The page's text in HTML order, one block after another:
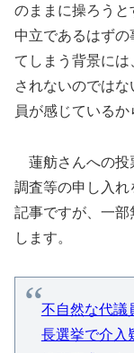
のままに操ろうと
中立であるはず
てしまう背景に
されないのでは
員が感じている
蓮舫さんへの投
調査等の申し入
記事ですが、一
します。
不自然な代議
長選挙で介